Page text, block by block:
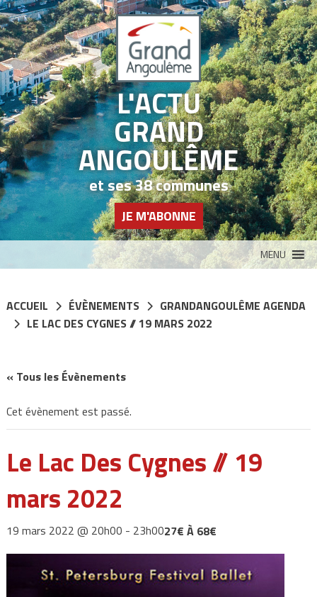
L'ACTU
GRAND
ANGOULÊME
et ses 38 communes
JE M'ABONNE
MENU
ACCUEIL ÉVÈNEMENTS
GRANDANGOULÊME AGENDA
LE LAC DES CYGNES // 19 MARS 2022
« Tous les Évènements
Cet évènement est passé.
Le Lac Des Cygnes // 19
mars 2022
19 mars 2022 @ 20h00 - 23h0027€ À 68€
Panneau de gestion des cookies